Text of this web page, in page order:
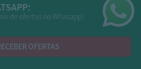
de ofertas no Whasapp!
OFERTAS